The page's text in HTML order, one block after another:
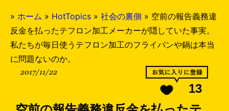
» ホーム » HotTopics » 社会の裏側 » 空前の報告義務違
反金を払ったテフロン加工メーカーが隠していた事実。
私たちが毎日使うテフロン加工のフライパンや鍋は本当
に問題ないのか。
2017/11/22
13